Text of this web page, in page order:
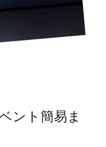
ント簡易ま